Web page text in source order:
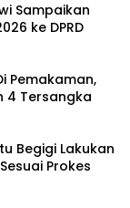
Sampaikan
ke DPRD
Pemakaman,
4 Tersangka
Begigi Lakukan
Prokes